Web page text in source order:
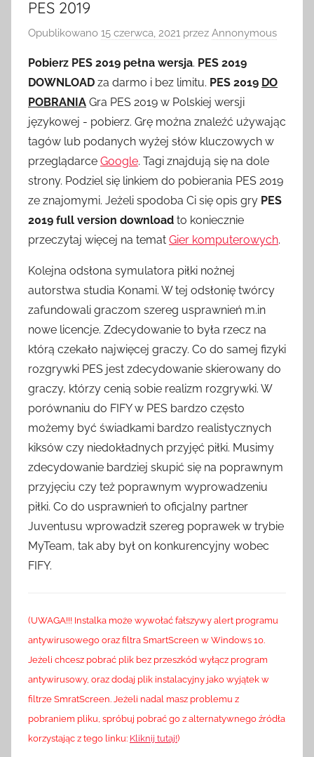
PES 2019
Opublikowano 15 czerwca, 2021 przez Annonymous
Pobierz PES 2019 pełna wersja. PES 2019
DOWNLOAD za darmo i bez limitu. PES 2019 DO
POBRANIA Gra PES 2019 w Polskiej wersji
językowej - pobierz. Grę można znaleźć używając
tagów lub podanych wyżej słów kluczowych w
przeglądarce Google. Tagi znajdują się na dole
strony. Podziel się linkiem do pobierania PES 2019
ze znajomymi. Jeżeli spodoba Ci się opis gry PES
2019 full version download to koniecznie
przeczytaj więcej na temat Gier komputerowych.
Kolejna odsłona symulatora piłki nożnej
autorstwa studia Konami. W tej odsłonię twórcy
zafundowali graczom szereg usprawnień m.in
nowe licencje. Zdecydowanie to była rzecz na
którą czekało najwięcej graczy. Co do samej fizyki
rozgrywki PES jest zdecydowanie skierowany do
graczy, którzy cenią sobie realizm rozgrywki. W
porównaniu do FIFY w PES bardzo często
możemy być świadkami bardzo realistycznych
kiksów czy niedokładnych przyjęć piłki. Musimy
zdecydowanie bardziej skupić się na poprawnym
przyjęciu czy też poprawnym wyprowadzeniu
piłki. Co do usprawnień to oficjalny partner
Juventusu wprowadził szereg poprawek w trybie
MyTeam, tak aby był on konkurencyjny wobec
FIFY.
(UWAGA!!! Instalka może wywołać fałszywy alert programu
antywirusowego oraz filtra SmartScreen w Windows 10.
Jeżeli chcesz pobrać plik bez przeszkód wyłącz program
antywirusowy, oraz dodaj plik instalacyjny jako wyjątek w
filtrze SmratScreen. Jeżeli nadal masz problemu z
pobraniem pliku, spróbuj pobrać go z alternatywnego źródła
korzystając z tego linku: Kliknij tutaj!)